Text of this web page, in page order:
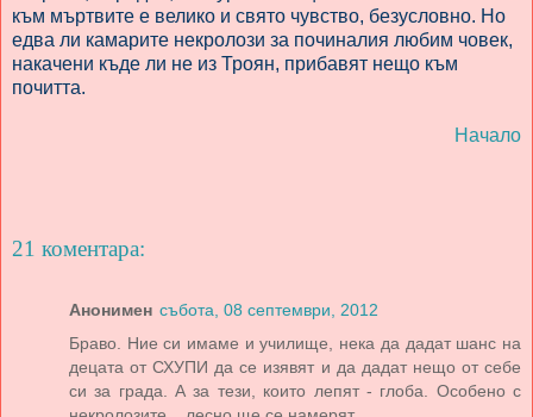
към мъртвите е велико и свято чувство, безусловно. Но
едва ли камарите некролози за починалия любим човек,
накачени къде ли не из Троян, прибавят нещо към
почитта.
Начало
21 коментара:
Анонимен събота, 08 септември, 2012
Браво. Ние си имаме и училище, нека да дадат шанс на
децата от СХУПИ да се изявят и да дадат нещо от себе
си за града. А за тези, които лепят - глоба. Особено с